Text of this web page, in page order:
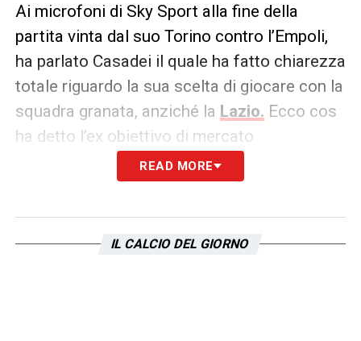
Ai microfoni di Sky Sport alla fine della
partita vinta dal suo Torino contro l’Empoli,
ha parlato Casadei il quale ha fatto chiarezza
totale riguardo la sua scelta di giocare con la
squadra granata, anziché la Lazio. Ecco cos
ha detto l’ex obiettivo di mercato
adesso sentivo il bisogno di ritornare in
READ MORE
IL CALCIO DEL GIORNO